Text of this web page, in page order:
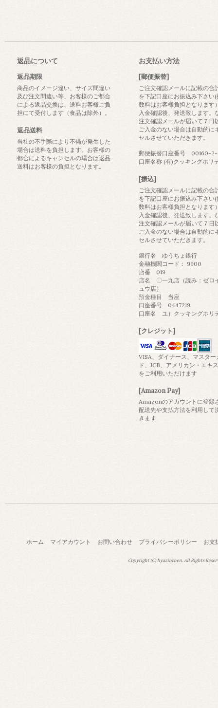
返品について
返品期限
商品のイメージ違い、サイズ間違い
及び注文間違い等、お客様のご都合
による返品交換は、送料お客様ご負
担にて受付します（食品は除外）。
返品送料
当社の不手際により不備が発生した
場合は送料を負担します。お客様の
都合によるキャンセルの場合は返品
送料はお客様の負担となります。
お支払い方法
[郵便振替]
ご注文確認メールに記載の合
を下記口座にお振込み下さい
数料はお客様負担となります
入金確認後、発送致します。
注文確認メールが届いて７日
ご入金のない場合は自動的に
セルさせていただきます。
郵便振替口座番号 00160-2-
口座名称 (有)クッキングホリ
[振込]
ご注文確認メールに記載の合
を下記口座にお振込み下さい
数料はお客様負担となります
入金確認後、発送致します。
注文確認メールが届いて７日
ご入金のない場合は自動的に
セルさせていただきます。
銀行名 ゆうちょ銀行
金融機関コード： 9900
店番 019
店名 〇一九店（読み：ゼロ
ュウ店）
預金種目 当座
口座番号 0447219
口座名 ユ）クッキングホリ
[クレジット]
VISA、ダイナース、マスター
ド、JCB、アメリカン・エキ
をご利用いただけます
[Amazon Pay]
Amazonのアカウントに登録
配送先や支払方法を利用して
きます
ホーム マイアカウント お問い合わせ プライバシーポリシー お支
Copyright (C) hyazinthen. All Rights